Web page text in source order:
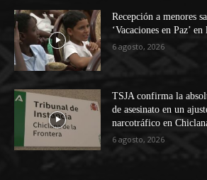
Recepción a menores
‘Vacaciones en Paz’
6 agosto, 2026
TSJA confirma la
de asesinato en un
narcotráfico en
6 agosto, 2026